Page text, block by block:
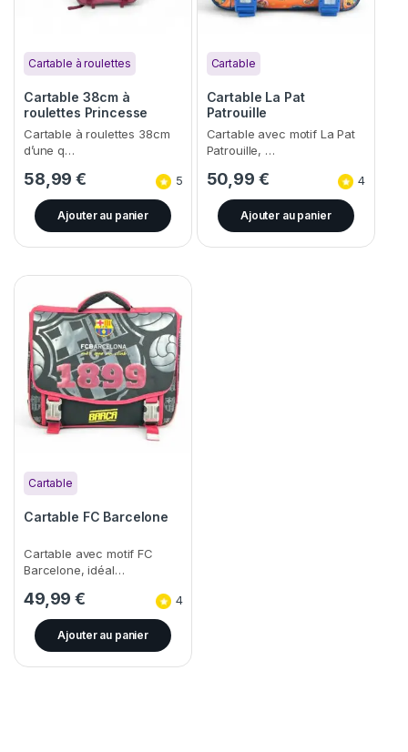
Cartable à roulettes
Cartable 38cm à
roulettes Princesse
Cartable à roulettes 38cm
d’une q…
58,99€ 5
Ajouter au panier
Cartable
Cartable La Pat
Patrouille
Cartable avec motif La Pat
Patrouille, …
50,99 € 4
Ajouter au panier
Cartable
Cartable FC Barcelone
Cartable avec motif FC
Barcelone, idéal…
49,99€ 4
Ajouter au panier